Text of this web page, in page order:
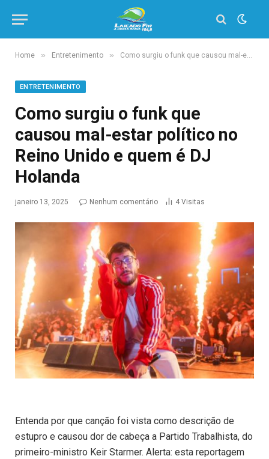
Home » Entretenimento » Como surgiu o funk que causou mal-estar político no Reino Unido e quem é DJ Holanda
ENTRETENIMENTO
Como surgiu o funk que
causou mal-estar político no
Reino Unido e quem é DJ
Holanda
janeiro 13, 2025 Nenhum comentário 4 Visitas
Entenda por que canção foi vista como descrição de
estupro e causou dor de cabeça a Partido Trabalhista, do
primeiro-ministro Keir Starmer. Alerta: esta reportagem